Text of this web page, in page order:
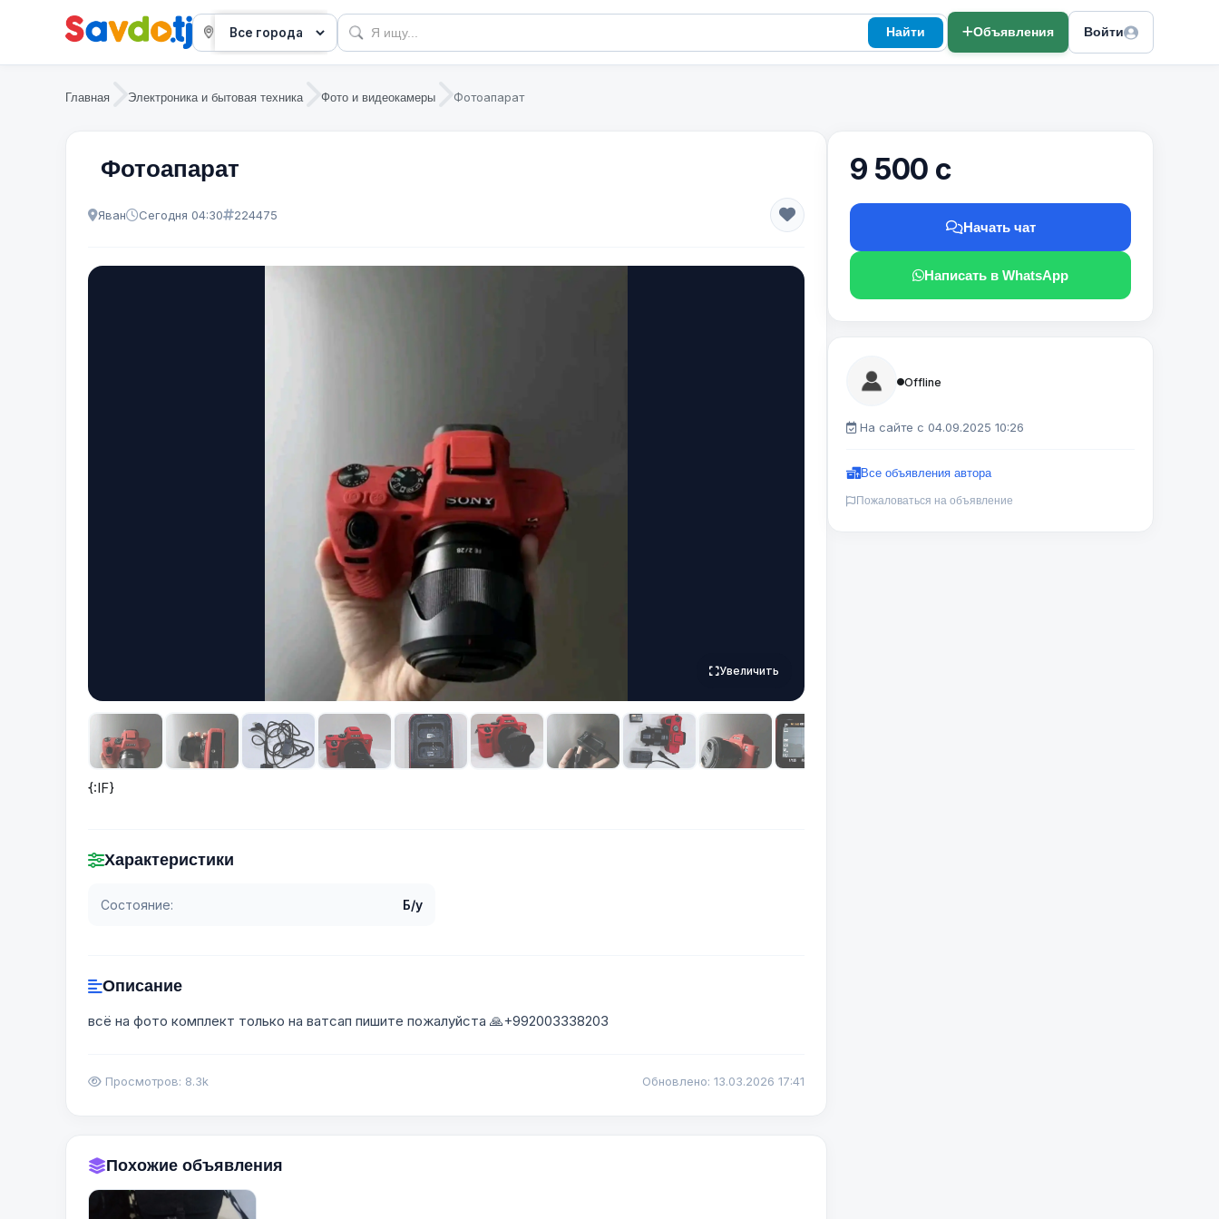
Найти Объявления Войти
Главная Электроника и бытовая техника Фото и видеокамеры Фотоапарат
Фотоапарат
Яван Сегодня 04:30 224475
Увеличить
{:IF}
Характеристики
Состояние: Б/у
Описание
всё на фото комплект только на ватсап пишите пожалуйста 🙏+992003338203
Просмотров: 8.3k Обновлено: 13.03.2026 17:41
Похожие объявления
9 500 с
Начать чат
Написать в WhatsApp
Offline
На сайте с 04.09.2025 10:26
Все объявления автора
Пожаловаться на объявление